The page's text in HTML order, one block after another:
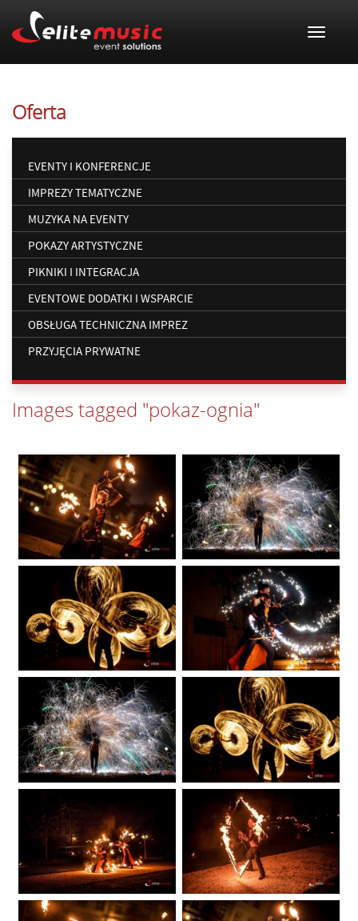
Oferta
EVENTY I KONFERENCJE
IMPREZY TEMATYCZNE
MUZYKA NA EVENTY
POKAZY ARTYSTYCZNE
PIKNIKI I INTEGRACJA
EVENTOWE DODATKI I WSPARCIE
OBSŁUGA TECHNICZNA IMPREZ
PRZYJĘCIA PRYWATNE
Images tagged "pokaz-ognia"